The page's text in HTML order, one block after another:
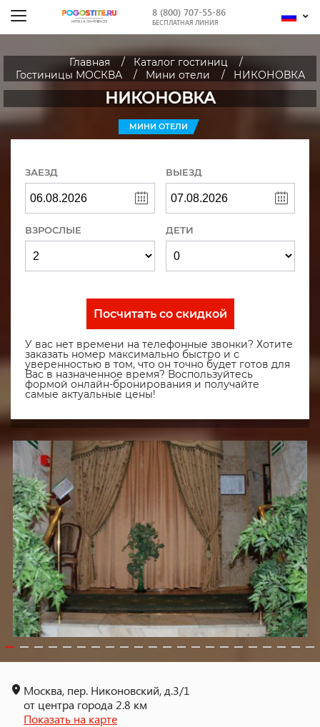
8 (800) 707-55-86
БЕСПЛАТНАЯ ЛИНИЯ
Главная
Каталог гостиниц
Гостиницы МОСКВА
Мини отели НИКОНОВКА
НИКОНОВКА
МИНИ ОТЕЛИ
ЗАЕЗД ВЫЕЗД
ВЗРОСЛЫЕ ДЕТИ
Посчитать со скидкой
У вас нет времени на телефонные звонки? Хотите
заказать номер максимально быстро и с
уверенностью в том, что он точно будет готов для
Вас в назначенное время? Воспользуйтесь
формой онлайн-бронирования и получайте
самые актуальные цены!
Москва, пер. Никоновский, д.3/1
от центра города 2.8 км
Показать на карте